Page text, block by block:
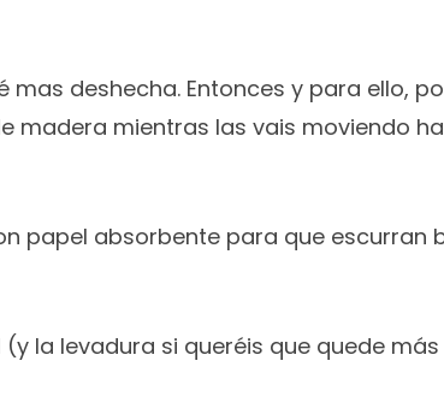
deshecha. Entonces y para ello,
madera mientras las vais moviendo
papel absorbente para que escurran
la levadura si queréis que quede